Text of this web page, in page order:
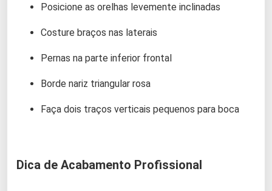
Posicione as orelhas levemente inclinadas
Costure braços nas laterais
Pernas na parte inferior frontal
Borde nariz triangular rosa
Faça dois traços verticais pequenos para boca
Dica de Acabamento Profissional